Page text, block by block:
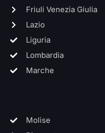
Friuli Venezia Giulia
Lazio
Liguria
Lombardia
Marche
Molise